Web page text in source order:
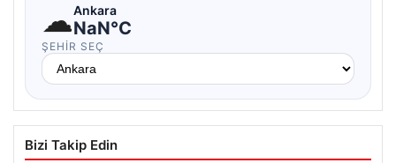
☁Ankara
NaN°C
ŞEHIR SEÇ
Bizi Takip Edin